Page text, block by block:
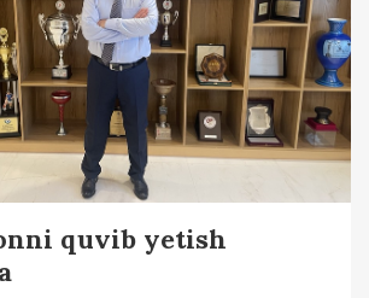
quvib yetish